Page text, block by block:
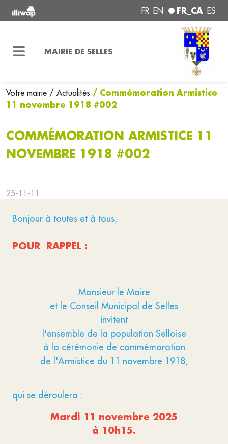
FR EN FR_CA ES
MAIRIE DE SELLES
Votre mairie / Actualités / Commémoration Armistice
11 novembre 1918 #002
COMMÉMORATION ARMISTICE 11
NOVEMBRE 1918 #002
25-11-11
Bonjour à toutes et à tous,
POUR RAPPEL :
Monsieur le Maire
et le Conseil Municipal de Selles
invitent
l'ensemble de la population Selloise
à la cérémonie de commémoration
de l'Armistice du 11 novembre 1918,
qui se déroulera :
Mardi 11 novembre 2025
à 10h15.